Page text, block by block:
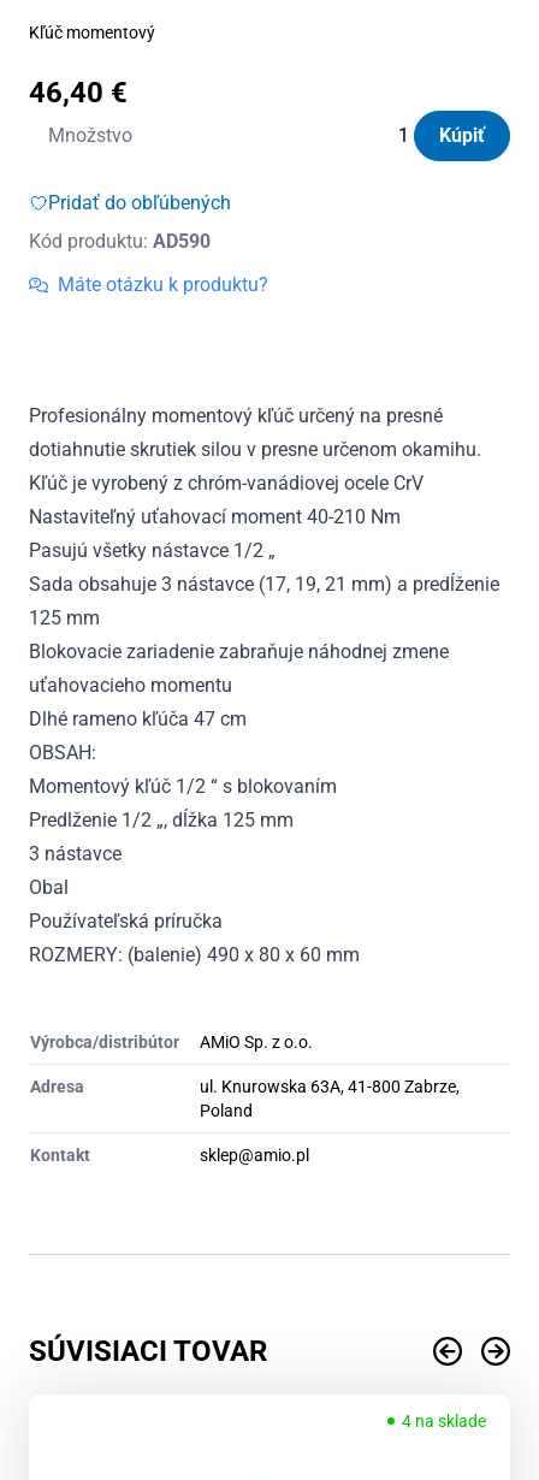
Kľúč momentový
46,40 €
Množstvo
množstvo
momentový
mm
40-
Kúpiť
Pridať do obľúbených
Kód produktu: AD590
Máte otázku k produktu?
Profesionálny momentový kľúč určený na presné
dotiahnutie skrutiek silou v presne určenom okamihu.
Kľúč je vyrobený z chróm-vanádiovej ocele CrV
Nastaviteľný uťahovací moment 40-210 Nm
Pasujú všetky nástavce 1/2 „
Sada obsahuje 3 nástavce (17, 19, 21 mm) a predĺženie
125 mm
Blokovacie zariadenie zabraňuje náhodnej zmene
uťahovacieho momentu
Dlhé rameno kľúča 47 cm
OBSAH:
Momentový kľúč 1/2 “ s blokovaním
Predlženie 1/2 „, dĺžka 125 mm
3 nástavce
Obal
Používateľská príručka
ROZMERY: (balenie) 490 x 80 x 60 mm
Výrobca/distribútor AMiO Sp. z o.o.
Adresa
ul. Knurowska 63A, 41-800 Zabrze,
Poland
Kontakt sklep@amio.pl
SÚVISIACI TOVAR
4 na sklade